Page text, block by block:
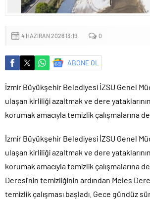
Yapıldı
4 HAZIRAN 2026 13:19 0
ABONE OL
İzmir Büyükşehir Belediyesi İZSU Genel
ulaşan kirliliği azaltmak ve dere yataklarının
korumak amacıyla temizlik çalışmalarına
İzmir Büyükşehir Belediyesi İZSU Genel
ulaşan kirliliği azaltmak ve dere yataklarının
korumak amacıyla temizlik çalışmalarına
Deresi’nin temizliğinin ardından Meles
temizlik çalışması başladı. Gece gündüz